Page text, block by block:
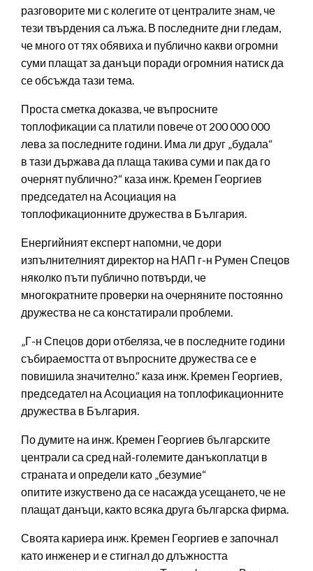
разговорите ми с колегите от централите знам, че
тези твърдения са лъжа. В последните дни гледам,
че много от тях обявиха и публично какви огромни
суми плащат за данъци поради огромния натиск да
се обсъжда тази тема.
Проста сметка доказва, че въпросните
топлофикации са платили повече от 200 000 000
лева за последните години. Има ли друг „будала“
в тази държава да плаща такива суми и пак да го
очернят публично?“ каза инж. Кремен Георгиев
председател на Асоциация на
топлофикационните дружества в България.
Енергийният експерт напомни, че дори
изпълнителният директор на НАП г-н Румен Спецов
няколко пъти публично потвърди, че
многократните проверки на очерняните постоянно
дружества не са констатирали проблеми.
„Г-н Спецов дори отбеляза, че в последните години
събираемостта от въпросните дружества се е
повишила значително.“ каза инж. Кремен Георгиев,
председател на Асоциация на топлофикационните
дружества в България.
По думите на инж. Кремен Георгиев българските
централи са сред най-големите данъкоплатци в
страната и определи като „безумие“
опитите изкуствено да се насажда усещането, че не
плащат данъци, както всяка друга българска фирма.
Своята кариера инж. Кремен Георгиев е започнал
като инженер и е стигнал до длъжността